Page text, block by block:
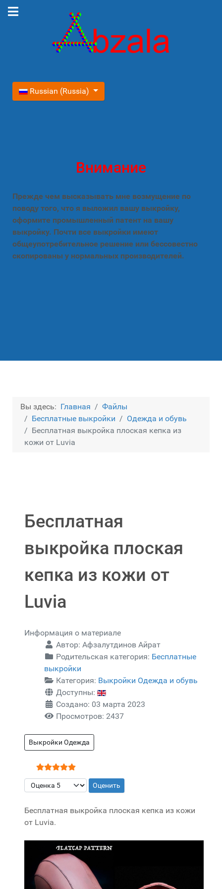
Выберите язык
Russian (Russia)
Внимание
Прежде чем высказывать мне возмущение по
поводу того, что я выложил вашу выкройку,
оформите промышленный патент на вашу
выкройку. Почти все выкройки имеют
общеупотребительное решение или бессовестно
скопированы у нормальных производителей.
Вы здесь: Главная
Файлы
Бесплатные выкройки
Одежда и обувь
Бесплатная выкройка плоская кепка из
кожи от Luvia
Бесплатная
выкройка плоская
кепка из кожи от
Luvia
Информация о материале
Автор: Афзалутдинов Айрат
Родительская категория: Бесплатные
выкройки
Категория: Выкройки Одежда и обувь
Доступны:
Создано: 03 марта 2023
Просмотров: 2437
Выкройки Одежда
Рейтинг:5/5
Пожалуйста, оцените
Бесплатная выкройка плоская кепка из кожи
от Luvia.